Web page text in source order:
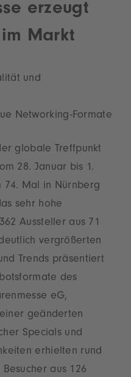
erzeugt
Markt
und
Networking-Formate
globale Treffpunkt
28. Januar bis 1.
74. Mal in Nürnberg
sehr hohe
Aussteller aus 71
vergrößerten
Trends präsentiert
des
eG,
geänderten
Specials und
erhielten rund
aus 126